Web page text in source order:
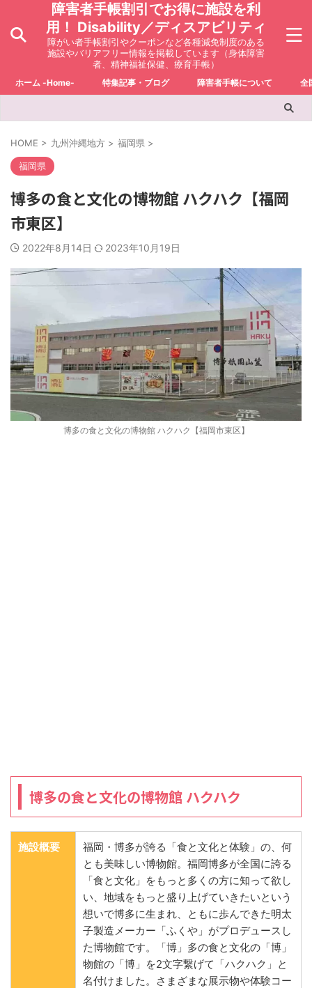
障害者手帳割引でお得に施設を利
用！ Disability／ディスアビリティ
障がい者手帳割引やクーポンなど各種減免制度のある
施設やバリアフリー情報を掲載しています（身体障害
者、精神福祉保健、療育手帳）
ホーム -Home- 特集記事・ブログ 障害者手帳について 全
HOME > 九州沖縄地方 > 福岡県 >
福岡県
博多の食と文化の博物館 ハクハク【福岡
市東区】
2022年8月14日 2023年10月19日
博多の食と文化の博物館 ハクハク【福岡市東区】
博多の食と文化の博物館 ハクハク
施設概要
福岡・博多が誇る「食と文化と体験」の、何
とも美味しい博物館。福岡博多が全国に誇る
「食と文化」をもっと多くの方に知って欲し
い、地域をもっと盛り上げていきたいという
想いで博多に生まれ、ともに歩んできた明太
子製造メーカー「ふくや」がプロデュースし
た博物館です。「博」多の食と文化の「博」
物館の「博」を2文字繋げて「ハクハク」と
名付けました。さまざまな展示物や体験コー